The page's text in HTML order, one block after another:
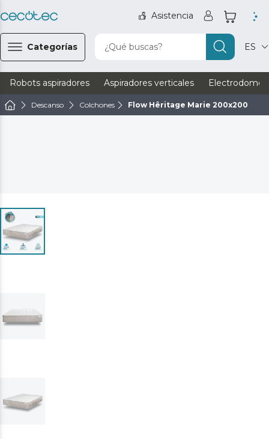
Asistencia
Categorías ¿Qué buscas? ES
Robots aspiradores Aspiradores verticales
Descanso Colchones Flow Hêritage Marie 200x200